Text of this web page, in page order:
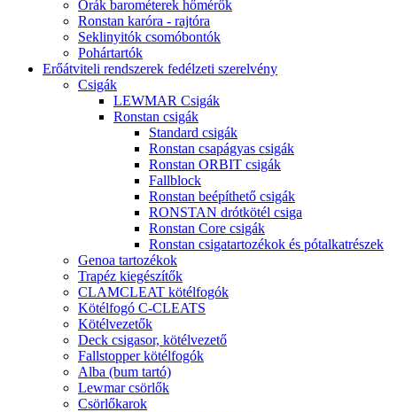
Órák barométerek hőmérők
Ronstan karóra - rajtóra
Seklinyitók csomóbontók
Pohártartók
Erőátviteli rendszerek fedélzeti szerelvény
Csigák
LEWMAR Csigák
Ronstan csigák
Standard csigák
Ronstan csapágyas csigák
Ronstan ORBIT csigák
Fallblock
Ronstan beépíthető csigák
RONSTAN drótkötél csiga
Ronstan Core csigák
Ronstan csigatartozékok és pótalkatrészek
Genoa tartozékok
Trapéz kiegészítők
CLAMCLEAT kötélfogók
Kötélfogó C-CLEATS
Kötélvezetők
Deck csigasor, kötélvezető
Fallstopper kötélfogók
Alba (bum tartó)
Lewmar csörlők
Csörlőkarok